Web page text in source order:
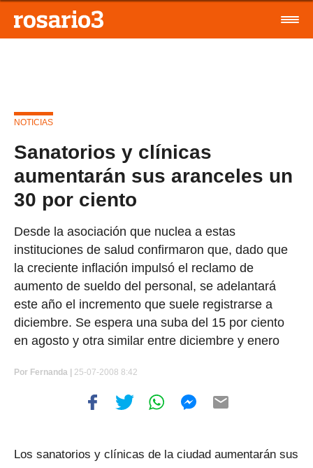
NOTICIAS
Sanatorios y clínicas
aumentarán sus aranceles un
30 por ciento
Desde la asociación que nuclea a estas
instituciones de salud confirmaron que, dado que
la creciente inflación impulsó el reclamo de
aumento de sueldo del personal, se adelantará
este año el incremento que suele registrarse a
diciembre. Se espera una suba del 15 por ciento
en agosto y otra similar entre diciembre y enero
Por Fernanda | 25-07-2008 8:42
Los sanatorios y clínicas de la ciudad aumentarán sus